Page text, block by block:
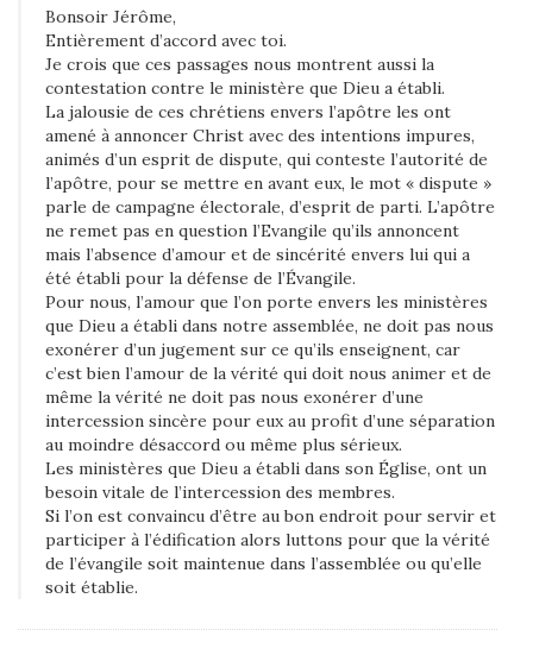
a
r
n
’
i
m
p
r
t
e
q
u
i
,
e
t
’
Bonsoir Jérôme,
Entièrement d’accord avec toi.
Je crois que ces passages nous montrent aussi la
contestation contre le ministère que Dieu a établi.
La jalousie de ces chrétiens envers l’apôtre les ont
amené à annoncer Christ avec des intentions impures,
animés d’un esprit de dispute, qui conteste l’autorité de
l’apôtre, pour se mettre en avant eux, le mot « dispute »
parle de campagne électorale, d’esprit de parti. L’apôtre
ne remet pas en question l’Evangile qu’ils annoncent
mais l’absence d’amour et de sincérité envers lui qui a
été établi pour la défense de l’Évangile.
Pour nous, l’amour que l’on porte envers les ministères
que Dieu a établi dans notre assemblée, ne doit pas nous
exonérer d’un jugement sur ce qu’ils enseignent, car
c’est bien l’amour de la vérité qui doit nous animer et de
même la vérité ne doit pas nous exonérer d’une
intercession sincère pour eux au profit d’une séparation
au moindre désaccord ou même plus sérieux.
Les ministères que Dieu a établi dans son Église, ont un
besoin vitale de l’intercession des membres.
Si l’on est convaincu d’être au bon endroit pour servir et
participer à l’édification alors luttons pour que la vérité
de l’évangile soit maintenue dans l’assemblée ou qu’elle
soit établie.